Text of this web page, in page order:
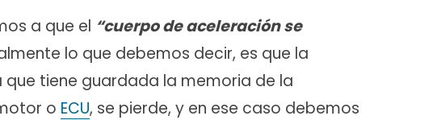
a que el “cuerpo de aceleración se
lo que debemos decir, es que la
tiene guardada la memoria de la
o ECU, se pierde, y en ese caso debemos